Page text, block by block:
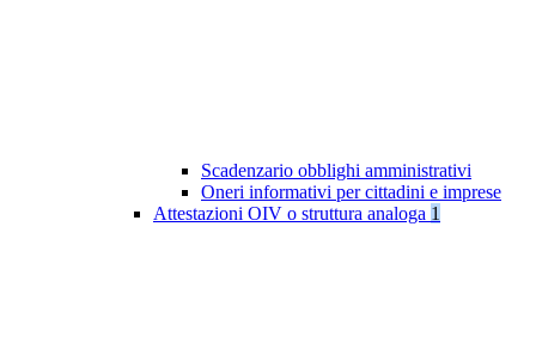
Scadenzario obblighi amministrativi
Oneri informativi per cittadini e imprese
Attestazioni OIV o struttura analoga 1